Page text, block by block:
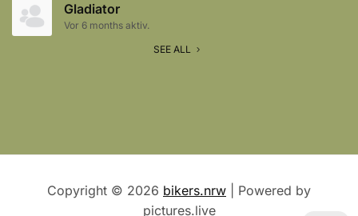
Gladiator
Vor 6 months aktiv.
SEE ALL
Copyright © 2026 bikers.nrw | Powered by
pictures.live